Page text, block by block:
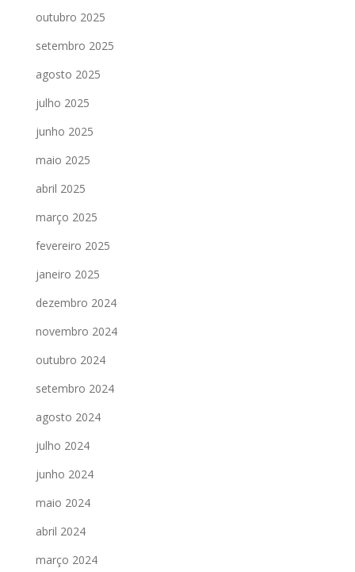
outubro 2025
setembro 2025
agosto 2025
julho 2025
junho 2025
maio 2025
abril 2025
março 2025
fevereiro 2025
janeiro 2025
dezembro 2024
novembro 2024
outubro 2024
setembro 2024
agosto 2024
julho 2024
junho 2024
maio 2024
abril 2024
março 2024